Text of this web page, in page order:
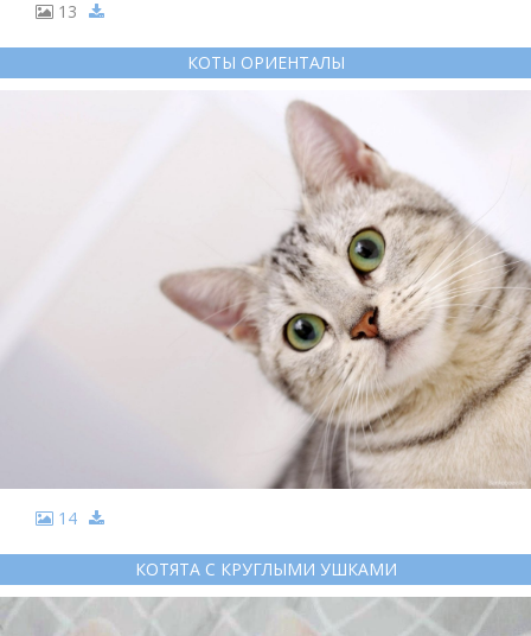
13
КОТЫ ОРИЕНТАЛЫ
14
КОТЯТА С КРУГЛЫМИ УШКАМИ